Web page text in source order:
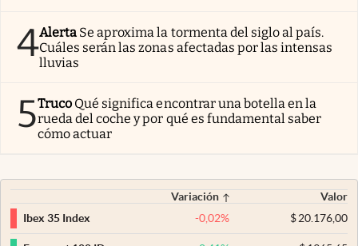
4Alerta Se aproxima la tormenta del siglo al país.
Cuáles serán las zonas afectadas por las intensas
lluvias
5Truco Qué significa encontrar una botella en la
rueda del coche y por qué es fundamental saber
cómo actuar
Variación
Valor
Ibex 35 Index
-0,02% $20.176,00